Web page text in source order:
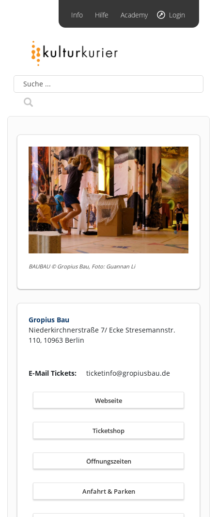
Info Hilfe Academy Login
BAUBAU © Gropius Bau, Foto: Guannan Li
Gropius Bau
Niederkirchnerstraße 7/ Ecke Stresemannstr.
110, 10963 Berlin
E-Mail Tickets: ticketinfo@gropiusbau.de
Webseite
Ticketshop
Öffnungszeiten
Anfahrt & Parken